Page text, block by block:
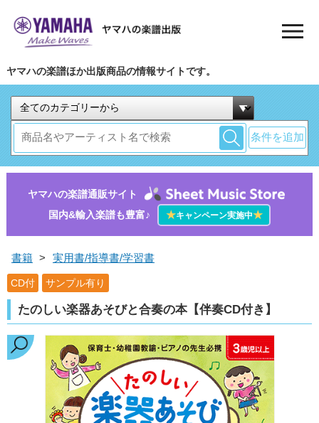
ヤマハの楽譜ほか出版商品の情報サイトです。
条件を追加
ヤマハの楽譜通販サイト
国内&輸入楽譜も豊富♪
★キャンペーン実施中★
書籍 > 実用書/指導書/学習書
CD付 サンプル有り
たのしい楽器あそびと合奏の本【伴奏CD付き】